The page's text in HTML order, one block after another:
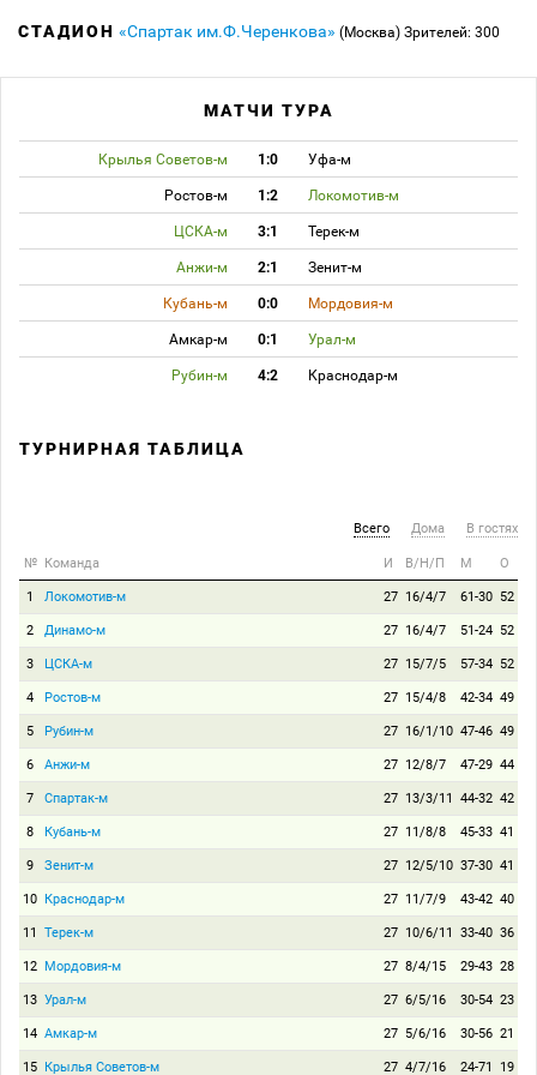
СТАДИОН «Спартак им.Ф.Черенкова» (Москва) Зрителей: 300
МАТЧИ ТУРА
Крылья Советов-м 1:0 Уфа-м
Ростов-м 1:2 Локомотив-м
ЦСКА-м 3:1 Терек-м
Анжи-м 2:1 Зенит-м
Кубань-м 0:0 Мордовия-м
Амкар-м 0:1 Урал-м
Рубин-м 4:2 Краснодар-м
ТУРНИРНАЯ ТАБЛИЦА
Всего Дома В гостях
№ Команда И В/Н/П М О
1 Локомотив-м 27 16/4/7 61-30 52
2 Динамо-м 27 16/4/7 51-24 52
3 ЦСКА-м 27 15/7/5 57-34 52
4 Ростов-м 27 15/4/8 42-34 49
5 Рубин-м 27 16/1/10 47-46 49
6 Анжи-м 27 12/8/7 47-29 44
7 Спартак-м 27 13/3/11 44-32 42
8 Кубань-м 27 11/8/8 45-33 41
9 Зенит-м 27 12/5/10 37-30 41
10 Краснодар-м 27 11/7/9 43-42 40
11 Терек-м 27 10/6/11 33-40 36
12 Мордовия-м 27 8/4/15 29-43 28
13 Урал-м 27 6/5/16 30-54 23
14 Амкар-м 27 5/6/16 30-56 21
15 Крылья Советов-м 27 4/7/16 24-71 19